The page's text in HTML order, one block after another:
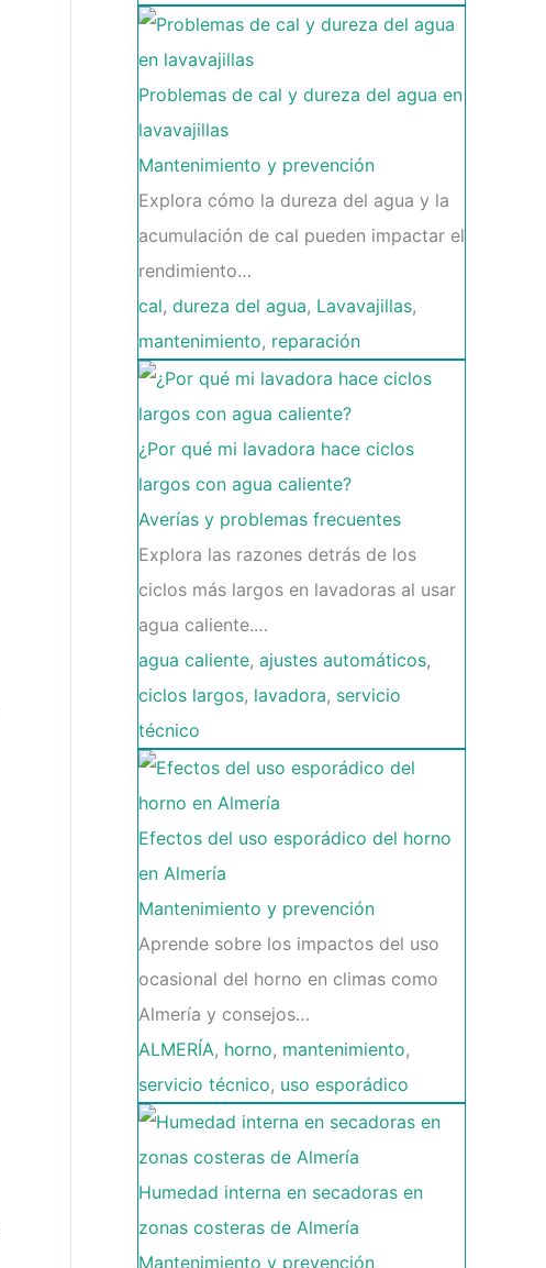
Problemas de cal y dureza del agua en
lavavajillas
Mantenimiento y prevención
Explora cómo la dureza del agua y la
acumulación de cal pueden impactar el
rendimiento…
cal, dureza del agua, Lavavajillas,
mantenimiento, reparación
¿Por qué mi lavadora hace ciclos
largos con agua caliente?
Averías y problemas frecuentes
Explora las razones detrás de los
ciclos más largos en lavadoras al usar
agua caliente.…
agua caliente, ajustes automáticos,
ciclos largos, lavadora, servicio
técnico
Efectos del uso esporádico del horno
en Almería
Mantenimiento y prevención
Aprende sobre los impactos del uso
ocasional del horno en climas como
Almería y consejos…
ALMERÍA, horno, mantenimiento,
servicio técnico, uso esporádico
Humedad interna en secadoras en
zonas costeras de Almería
Mantenimiento y prevención